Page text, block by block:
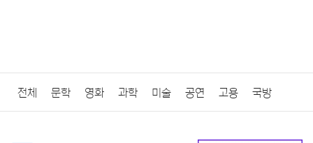
전체 문학 영화 과학 미술 공연 고용 국방